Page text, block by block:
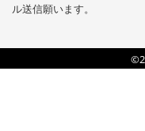
ル送信願います。